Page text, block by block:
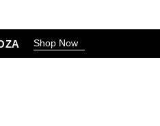
Shop Now